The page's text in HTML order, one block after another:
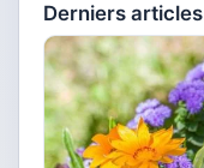
Derniers articles